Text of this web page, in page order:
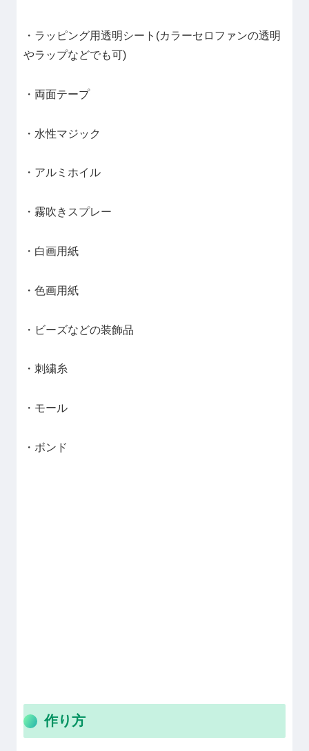
・ラッピング用透明シート(カラーセロファンの透明
やラップなどでも可)
・両面テープ
・水性マジック
・アルミホイル
・霧吹きスプレー
・白画用紙
・色画用紙
・ビーズなどの装飾品
・刺繍糸
・モール
・ボンド
作り方